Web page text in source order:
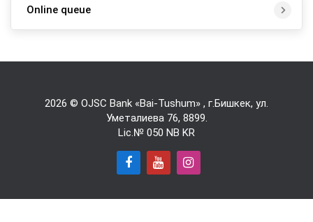
Online queue
2026 © OJSC Bank «Bai-Tushum» , г.Бишкек, ул.
Уметалиева 76, 8899.
Lic.№ 050 NB KR